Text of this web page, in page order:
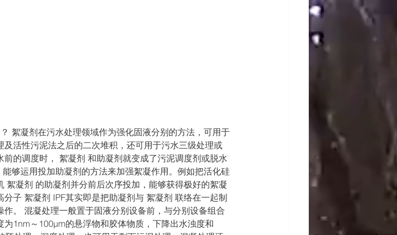
絮凝剂在污水处理领域作为强化固液分别的方法，可用于
活性污泥法之后的二次堆积，还可用于污水三级处理或
的调度时， 絮凝剂 和助凝剂就变成了污泥调度剂或脱水
够运用投加助凝剂的方法来加强絮凝作用。例如把活化硅
絮凝剂 的助凝剂并分前后次序投加，能够获得极好的絮凝
子 絮凝剂 IPF其实即是把助凝剂与 絮凝剂 联络在一起制
。 混凝处理一般置于固液分别设备前，与分别设备组合
1nm～100μm的悬浮物和胶体物质，下降出水浊度和